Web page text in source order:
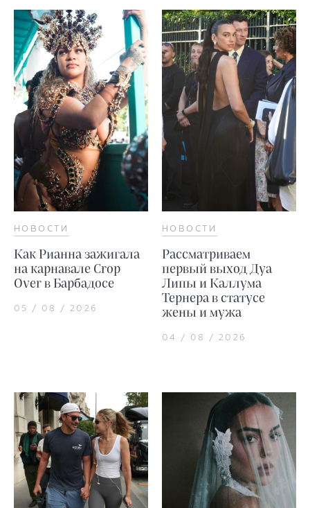
НОВОСТИ
Как Рианна зажигала
на карнавале Crop
Over в Барбадосе
05 / 08 / 2026
НОВОСТИ
Рассматриваем
первый выход Дуа
Липы и Каллума
Тернера в статусе
жены и мужа
04 / 08 / 2026